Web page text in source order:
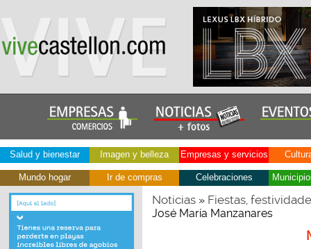
Salud y bienestar Imagen y belleza Empresas y servicios
Mundo hogar Ir de compras Celebraciones
Noticias» Fiestas,
José María Manzanares